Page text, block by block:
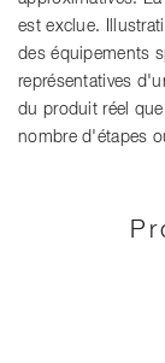
est exclue.
des équipements
représentatives
du produit réel
nombre d'étapes